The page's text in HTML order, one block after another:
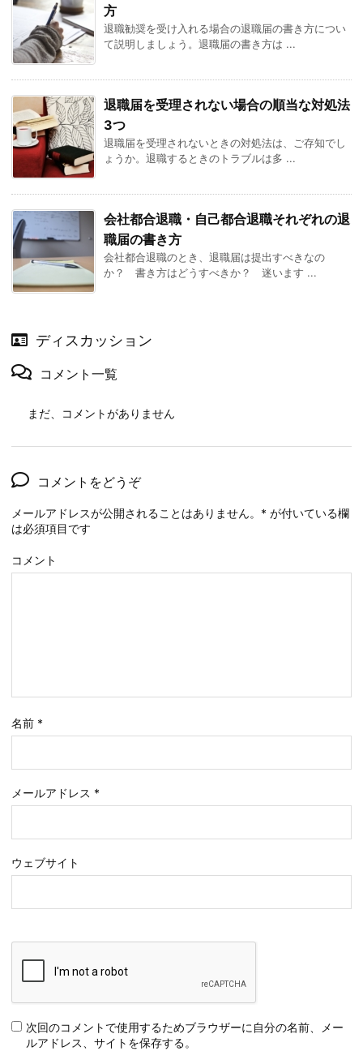
方
退職勧奨を受け入れる場合の退職届の書き方につい
て説明しましょう。退職届の書き方は ...
退職届を受理されない場合の順当な対処法
3つ
退職届を受理されないときの対処法は、ご存知でし
ょうか。退職するときのトラブルは多 ...
会社都合退職・自己都合退職それぞれの退
職届の書き方
会社都合退職のとき、退職届は提出すべきなの
か？ 書き方はどうすべきか？ 迷います ...
ディスカッション
コメント一覧
まだ、コメントがありません
コメントをどうぞ
メールアドレスが公開されることはありません。 * が付いている欄
は必須項目です
コメント
名前 *
メールアドレス *
ウェブサイト
次回のコメントで使用するためブラウザーに自分の名前、メー
ルアドレス、サイトを保存する。